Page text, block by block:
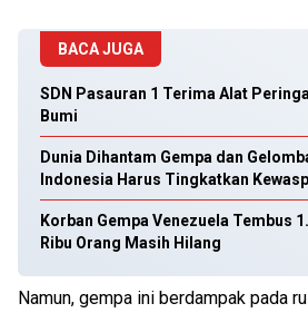
BACA JUGA
SDN Pasauran 1 Terima Alat
Bumi
Dunia Dihantam Gempa dan
Indonesia Harus Tingkatkan
Korban Gempa Venezuela Tembus
Ribu Orang Masih Hilang
Namun, gempa ini berdampak pada